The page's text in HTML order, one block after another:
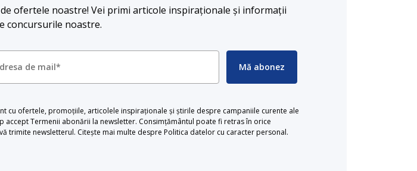
ofertele noastre! Vei primi articole inspiraționale și informații
concursurile noastre.
Mă abonez
cu ofertele, promoțiile, articolele inspiraționale și știrile despre campaniile curente ale
accept Termenii abonării la newsletter. Consimțământul poate fi retras în orice
trimite newsletterul. Citește mai multe despre Politica datelor cu caracter personal.